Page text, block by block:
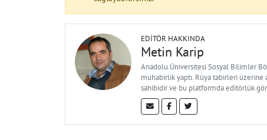
EDITÖR HAKKINDA
Metin Karip
Anadolu Üniversitesi Sosyal Bilimler
muhabirlik yaptı. Rüya tabirleri üzerine
sahibidir ve bu platformda editörlük